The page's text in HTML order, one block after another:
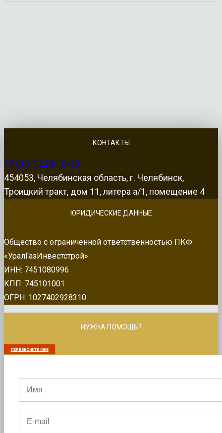
КОНТАКТЫ
+7 (351) 225-10-18
454053, Челябинская область, г. Челябинск,
Троицкий тракт, дом 11, литера а/1, помещение 4
ЮРИДИЧЕСКИЕ ДАННЫЕ
Общество с ограниченной ответственностью ПКФ
«УралГазИнвестстрой»
ИНН: 7451080996
КПП: 745101001
ОГРН: 1027402928310
НУЖНА ПОМОЩЬ?
ПЕРЕЗВОНИТЕ МНЕ